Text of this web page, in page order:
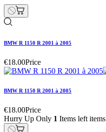
BMW R 1150 R 2001 à 2005
€18.00Price
BMW R 1150 R 2001 à 2005
€18.00Price
Hurry Up Only 1 Items left items